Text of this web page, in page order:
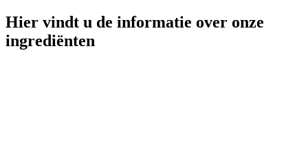
Hier vindt u de informatie over onze
ingrediënten